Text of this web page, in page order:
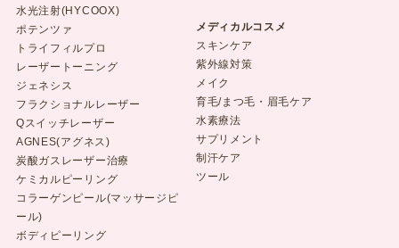
水光注射(HYCOOX)
ポテンツァ
トライフィルプロ
レーザートーニング
ジェネシス
フラクショナルレーザー
Qスイッチレーザー
AGNES(アグネス)
炭酸ガスレーザー治療
ケミカルピーリング
コラーゲンピール(マッサージピ
ール)
ボディピーリング
メディカルコスメ
スキンケア
紫外線対策
メイク
育毛/まつ毛・眉毛ケア
水素療法
サプリメント
制汗ケア
ツール